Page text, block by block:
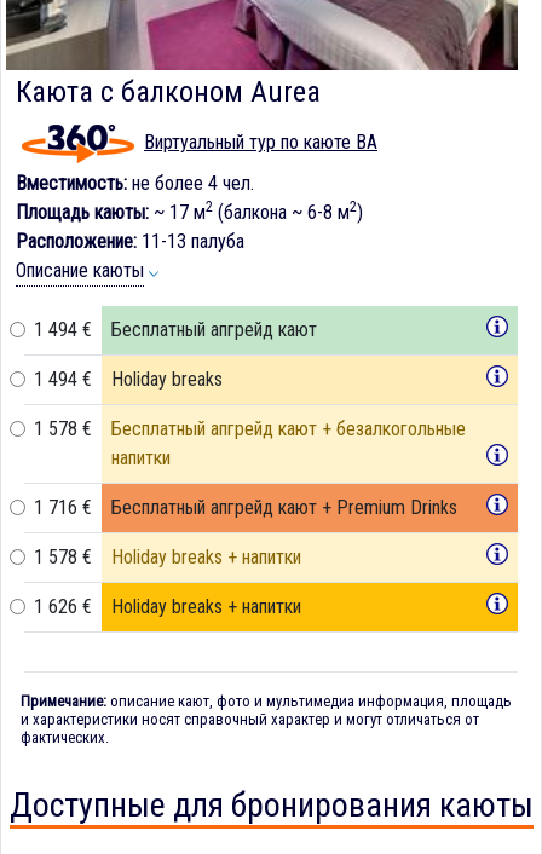
Каюта с балконом Aurea
Виртуальный тур по каюте BA
Вместимость: не более 4 чел.
Площадь каюты: ~ 17 м2 (балкона ~ 6-8 м2)
Расположение: 11-13 палуба
Описание каюты
1 494 € Бесплатный апгрейд кают
1 494 € Holiday breaks
1 578 €
Бесплатный апгрейд кают + безалкогольные
напитки
1 716 € Бесплатный апгрейд кают + Premium Drinks
1 578 € Holiday breaks + напитки
1 626 € Holiday breaks + напитки
Примечание: описание кают, фото и мультимедиа информация, площадь
и характеристики носят справочный характер и могут отличаться от
фактических.
Доступные для бронирования каюты